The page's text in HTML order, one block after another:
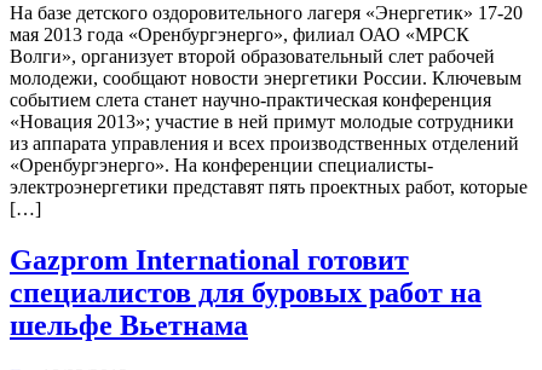
На базе детского оздоровительного лагеря «Энергетик» 17-20
мая 2013 года «Оренбургэнерго», филиал ОАО «МРСК
Волги», организует второй образовательный слет рабочей
молодежи, сообщают новости энергетики России. Ключевым
событием слета станет научно-практическая конференция
«Новация 2013»; участие в ней примут молодые сотрудники
из аппарата управления и всех производственных отделений
«Оренбургэнерго». На конференции специалисты-
электроэнергетики представят пять проектных работ, которые
[…]
Gazprom International готовит
специалистов для буровых работ на
шельфе Вьетнама